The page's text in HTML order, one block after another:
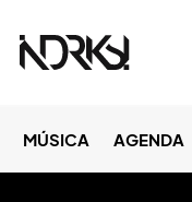
MÚSICA AGENDA